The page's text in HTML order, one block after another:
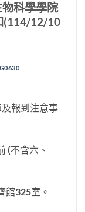
科學學院
(114/12/10
G0630
報到注意事
(不含六、
館325室。